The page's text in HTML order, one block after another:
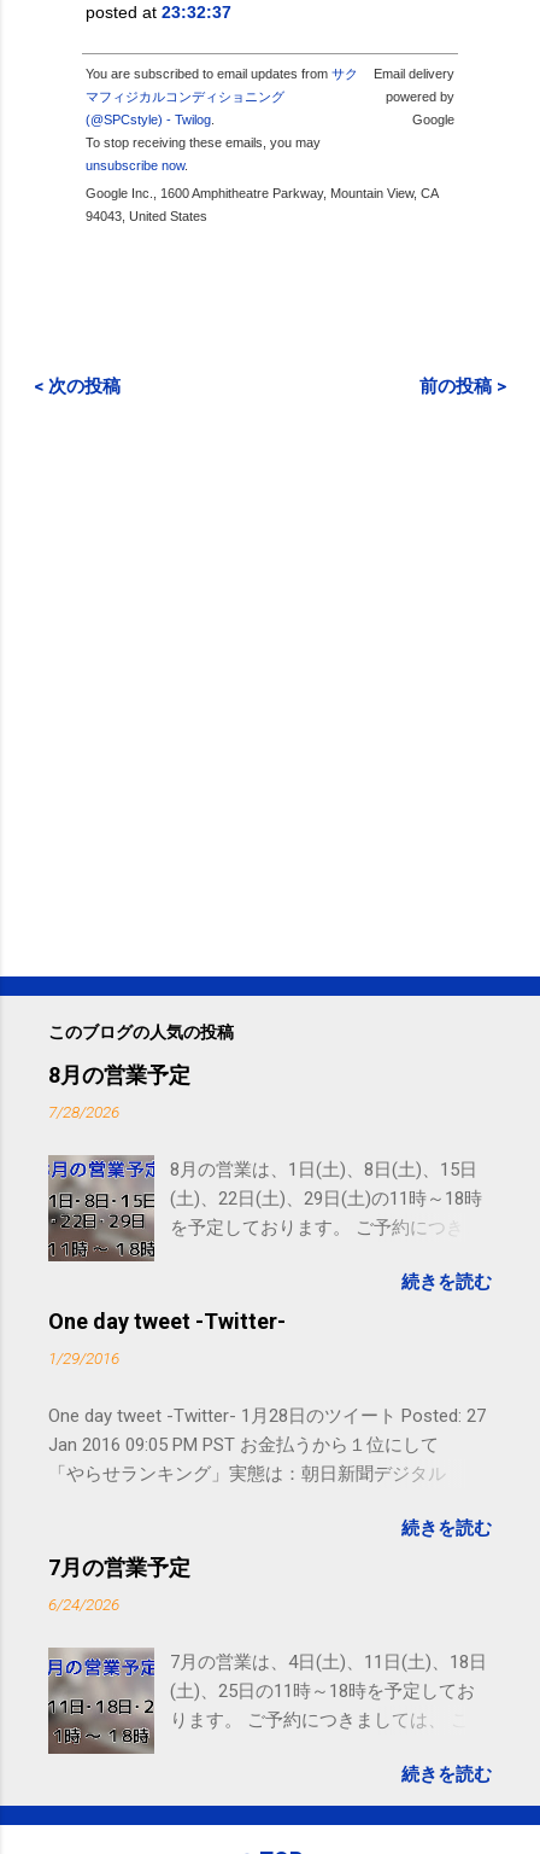
posted at 23:32:37
You are subscribed to email updates from サク
マフィジカルコンディショニング
(@SPCstyle) - Twilog
To stop receiving these emails, you may
unsubscribe now.
Email delivery
powered by
Google
Google Inc., 1600 Amphitheatre Parkway, Mountain View, CA
94043, United States
< 次の投稿 前の投稿 >
このブログの人気の投稿
8月の営業予定
7/28/2026
8月の営業は、1日(土)、8日(土)、15日
(土)、22日(土)、29日(土)の11時～18時
を予定しております。 ご予約につきま
す。 電話に出られないことがあります
ので、ご予約、お問い合わせは
続きを読む
One day tweet -Twitter-
1/29/2016
One day tweet -Twitter- 1月28日のツイート Posted: 27
Jan 2016 09:05 PM PST お金払うから１位にして
「やらせランキング」実態は：朝日新聞デジタル
to email updates from サクマフィジカルコンディショ
ニング(@SPCstyle) - Twilog . To stop receiving these
powered by Google Google Inc., 1600 Amphitheatre
Parkway, Mountain View, CA 94043, United States
続きを読む
7月の営業予定
6/24/2026
7月の営業は、4日(土)、11日(土)、18日
(土)、25日の11時～18時を予定してお
ります。 ご予約につきましては、 こち
れないことがありますので、ご予約、
お問い合わせはSMS（ショートメッセ
続きを読む